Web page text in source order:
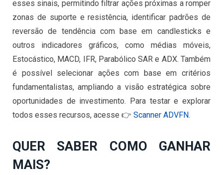
esses sinais, permitindo filtrar ações próximas a romper
zonas de suporte e resistência, identificar padrões de
reversão de tendência com base em candlesticks e
outros indicadores gráficos, como médias móveis,
Estocástico, MACD, IFR, Parabólico SAR e ADX. Também
é possível selecionar ações com base em critérios
fundamentalistas, ampliando a visão estratégica sobre
oportunidades de investimento. Para testar e explorar
todos esses recursos, acesse 👉 Scanner ADVFN.
QUER SABER COMO GANHAR
MAIS?